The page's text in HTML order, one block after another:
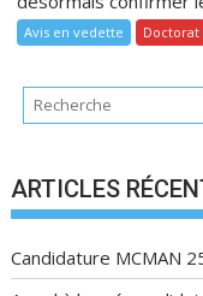
Avis en vedette Doctorat
ARTICLES
Candidature MCMAN